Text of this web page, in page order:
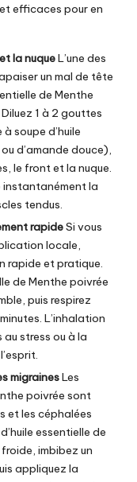
efficaces pour en
la nuqueL’une des
un mal de tête
de Menthe
1 à 2 gouttes
soupe d’huile
d’amande douce),
le front et la nuque.
instantanément la
tendus.
rapideSi vous
locale,
rapide et pratique.
de Menthe poivrée
puis respirez
L’inhalation
stress ou à la
migrainesLes
poivrée sont
et les céphalées
essentielle de
imbibez un
appliquez la